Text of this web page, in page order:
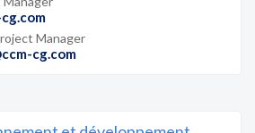
Manager
cg.com